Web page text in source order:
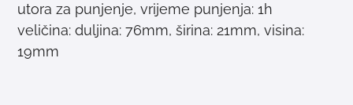
utora za punjenje, vrijeme punjenja: 1h
veličina: duljina: 76mm, širina: 21mm, visina:
19mm